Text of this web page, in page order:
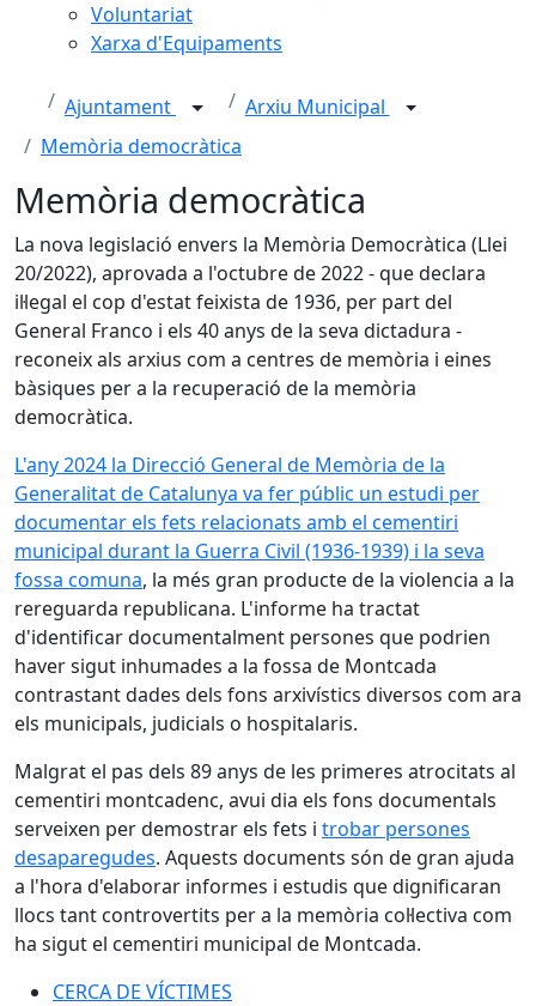
Voluntariat
Xarxa d'Equipaments
Ajuntament
Arxiu Municipal
Memòria democràtica
Memòria democràtica
La nova legislació envers la Memòria Democràtica (Llei
20/2022), aprovada a l'octubre de 2022 - que declara
il·legal el cop d'estat feixista de 1936, per part del
General Franco i els 40 anys de la seva dictadura -
reconeix als arxius com a centres de memòria i eines
bàsiques per a la recuperació de la memòria
democràtica.
L'any 2024 la Direcció General de Memòria de la
Generalitat de Catalunya va fer públic un estudi per
documentar els fets relacionats amb el cementiri
municipal durant la Guerra Civil (1936-1939) i la seva
fossa comuna, la més gran producte de la violencia a la
rereguarda republicana. L'informe ha tractat
d'identificar documentalment persones que podrien
haver sigut inhumades a la fossa de Montcada
contrastant dades dels fons arxivístics diversos com ara
els municipals, judicials o hospitalaris.
Malgrat el pas dels 89 anys de les primeres atrocitats al
cementiri montcadenc, avui dia els fons documentals
serveixen per demostrar els fets i trobar persones
desaparegudes. Aquests documents són de gran ajuda
a l'hora d'elaborar informes i estudis que dignificaran
llocs tant controvertits per a la memòria col·lectiva com
ha sigut el cementiri municipal de Montcada.
CERCA DE VÍCTIMES